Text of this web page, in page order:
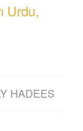
Urdu,
HADEES